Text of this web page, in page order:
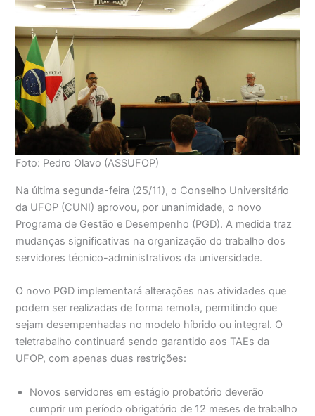
Foto: Pedro Olavo (ASSUFOP)
Na última segunda-feira (25/11), o Conselho Universitário
da UFOP (CUNI) aprovou, por unanimidade, o novo
Programa de Gestão e Desempenho (PGD). A medida traz
mudanças significativas na organização do trabalho dos
servidores técnico-administrativos da universidade.
O novo PGD implementará alterações nas atividades que
podem ser realizadas de forma remota, permitindo que
sejam desempenhadas no modelo híbrido ou integral. O
teletrabalho continuará sendo garantido aos TAEs da
UFOP, com apenas duas restrições:
Novos servidores em estágio probatório deverão
cumprir um período obrigatório de 12 meses de trabalho